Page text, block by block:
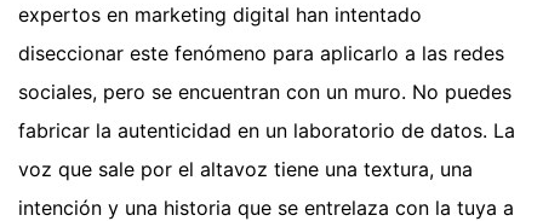
expertos en marketing digital han intentado
diseccionar este fenómeno para aplicarlo a las redes
sociales, pero se encuentran con un muro. No puedes
fabricar la autenticidad en un laboratorio de datos. La
voz que sale por el altavoz tiene una textura, una
intención y una historia que se entrelaza con la tuya a